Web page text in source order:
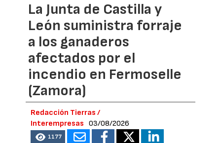
La Junta de Castilla y
León suministra forraje
a los ganaderos
afectados por el
incendio en Fermoselle
(Zamora)
Redacción Tierras /
Interempresas
03/08/2026
1177